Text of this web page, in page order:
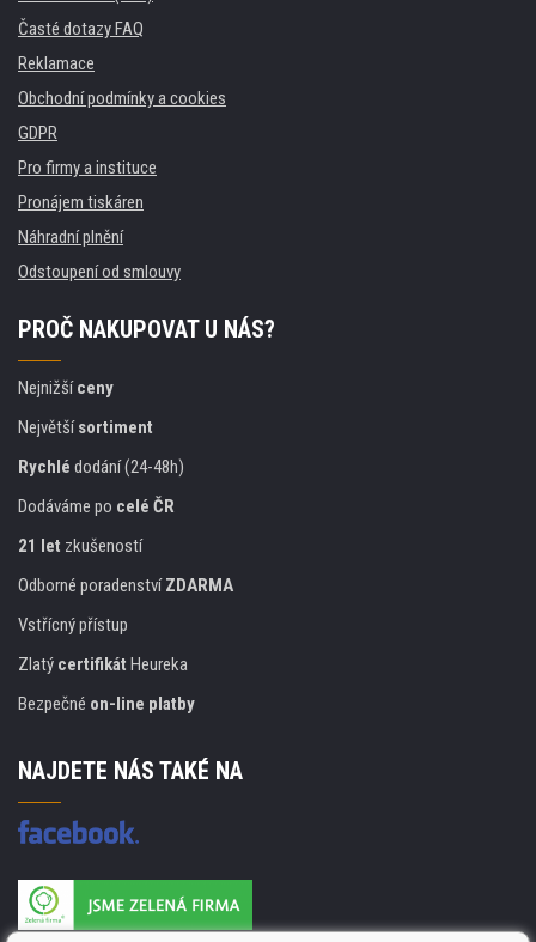
Časté dotazy FAQ
Reklamace
Obchodní podmínky a cookies
GDPR
Pro firmy a instituce
Pronájem tiskáren
Náhradní plnění
Odstoupení od smlouvy
PROČ NAKUPOVAT U NÁS?
Nejnižšíceny
Největšísortiment
Rychlé dodání (24-48h)
Dodáváme po celé ČR
21 let zkušeností
Odborné poradenstvíZDARMA
Vstřícný přístup
Zlatý certifikát Heureka
Bezpečné on-line platby
NAJDETE NÁS TAKÉ NA